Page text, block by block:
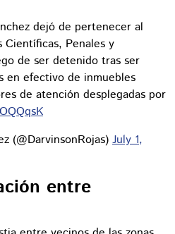
dejó de pertenecer al
Científicas, Penales y
de ser detenido tras ser
en efectivo de inmuebles
de atención desplegadas por
(@DarvinsonRojas) July 1,
entre